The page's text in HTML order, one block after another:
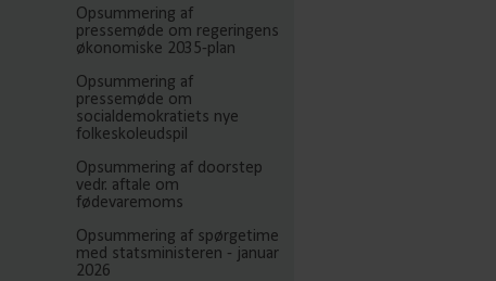
Opsummering af
pressemøde om regeringens
økonomiske 2035-plan
Opsummering af
pressemøde om
socialdemokratiets nye
folkeskoleudspil
Opsummering af doorstep
vedr. aftale om
fødevaremoms
Opsummering af spørgetime
med statsministeren - januar
2026